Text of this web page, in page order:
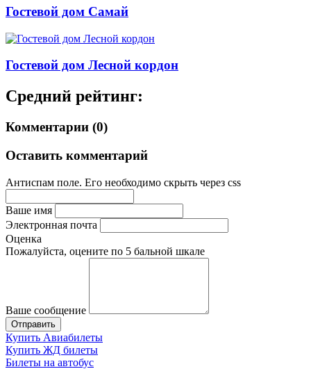
Гостевой дом Самай
Гостевой дом Лесной кордон
Средний рейтинг:
Комментарии (0)
Оставить комментарий
Антиспам поле. Его необходимо скрыть через css
Ваше имя
Электронная почта
Оценка
Пожалуйста, оцените по 5 бальной шкале
Ваше сообщение
Купить Авиабилеты
Купить ЖД билеты
Билеты на автобус